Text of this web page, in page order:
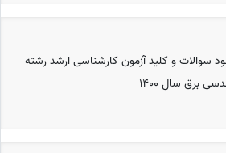
سوالات و کلید آزمون کارشناسی ارشد رشته
برق سال 1400